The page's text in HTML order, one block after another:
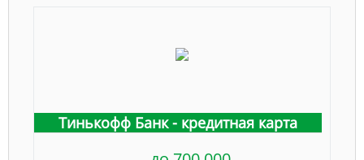
Тинькофф Банк - кредитная карта